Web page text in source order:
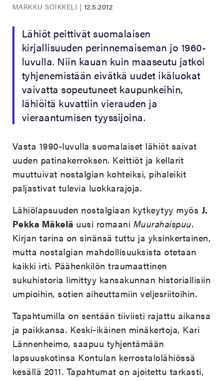
MARKKU SOIKKELI | 12.5.2012
Lähiöt peittivät suomalaisen
kirjallisuuden perinnemaiseman jo 1960-
luvulla. Niin kauan kuin maaseutu jatkoi
tyhjenemistään eivätkä uudet ikäluokat
vaivatta sopeutuneet kaupunkeihin,
lähiöitä kuvattiin vierauden ja
vieraantumisen tyyssijoina.
Vasta 1990-luvulla suomalaiset lähiöt saivat
uuden patinakerroksen. Keittiöt ja kellarit
muuttuivat nostalgian kohteiksi, pihaleikit
paljastivat tulevia luokkarajoja.
Lähiölapsuuden nostalgiaan kytkeytyy myös J.
Pekka Mäkelä uusi romaani Muurahaispuu.
Kirjan tarina on sinänsä tuttu ja yksinkertainen,
mutta nostalgian mahdollisuuksista otetaan
kaikki irti. Päähenkilön traumaattinen
sukuhistoria limittyy kansakunnan historiallisiin
umpioihin, sotien aiheuttamiin veljesriitoihin.
Tapahtumilla on sentään tiiviisti rajattu aikansa
ja paikkansa. Keski-ikäinen minäkertoja, Kari
Lännenheimo, saapuu tyhjentämään
lapsuuskotinsa Kontulan kerrostalolähiössä
kesällä 2011. Tapahtumat on ajoitettu tarkasti,